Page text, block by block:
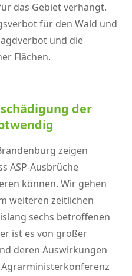
das Gebiet verhängt.
für den Wald und
und die
Flächen.
der
zeigen
ASP-Ausbrüche
können. Wir gehen
weiteren zeitlichen
sechs betroffenen
ist es von großer
deren Auswirkungen